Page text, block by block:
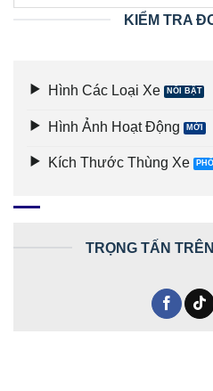
KIỂM TRA
Hình Các Loại Xe
Hình Ảnh Hoạt Động
Kích Thước Thùng Xe
TRỌNG TẤN